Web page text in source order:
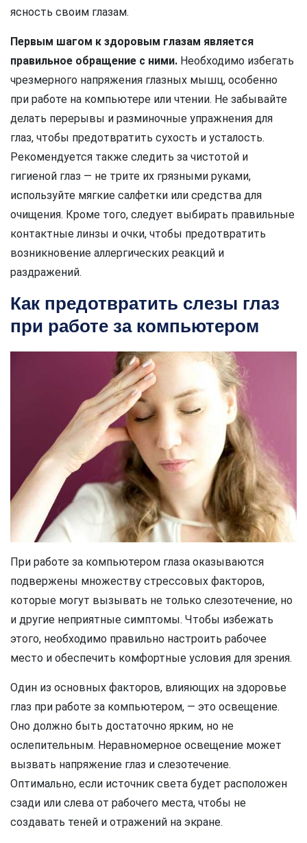
ясность своим глазам.
Первым шагом к здоровым глазам является
правильное обращение с ними. Необходимо избегать
чрезмерного напряжения глазных мышц, особенно
при работе на компьютере или чтении. Не забывайте
делать перерывы и разминочные упражнения для
глаз, чтобы предотвратить сухость и усталость.
Рекомендуется также следить за чистотой и
гигиеной глаз — не трите их грязными руками,
используйте мягкие салфетки или средства для
очищения. Кроме того, следует выбирать правильные
контактные линзы и очки, чтобы предотвратить
возникновение аллергических реакций и
раздражений.
Как предотвратить слезы глаз
при работе за компьютером
При работе за компьютером глаза оказываются
подвержены множеству стрессовых факторов,
которые могут вызывать не только слезотечение, но
и другие неприятные симптомы. Чтобы избежать
этого, необходимо правильно настроить рабочее
место и обеспечить комфортные условия для зрения.
Один из основных факторов, влияющих на здоровье
глаз при работе за компьютером, — это освещение.
Оно должно быть достаточно ярким, но не
ослепительным. Неравномерное освещение может
вызвать напряжение глаз и слезотечение.
Оптимально, если источник света будет расположен
сзади или слева от рабочего места, чтобы не
создавать теней и отражений на экране.